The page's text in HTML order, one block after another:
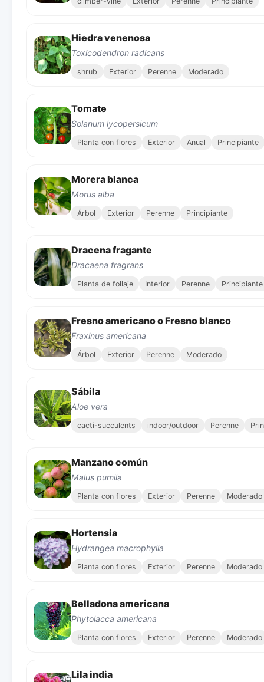
Hiedra venenosa
Toxicodendron radicans
shrub Exterior Perenne Moderado
Tomate
Solanum lycopersicum
Planta con flores Exterior Anual Principiante
Morera blanca
Morus alba
Árbol Exterior Perenne Principiante
Dracena fragante
Dracaena fragrans
Planta de follaje Interior Perenne Principiante
Fresno americano o Fresno blanco
Fraxinus americana
Árbol Exterior Perenne Moderado
Sábila
Aloe vera
cacti-succulents indoor/outdoor Perenne
Manzano común
Malus pumila
Planta con flores Exterior Perenne Moderado
Hortensia
Hydrangea macrophylla
Planta con flores Exterior Perenne Moderado
Belladona americana
Phytolacca americana
Planta con flores Exterior Perenne Moderado
Lila india